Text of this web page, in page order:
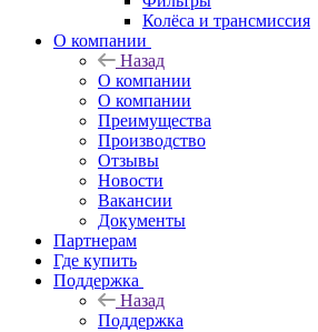
Колёса и трансмиссия
О компании
Назад
О компании
О компании
Преимущества
Производство
Отзывы
Новости
Вакансии
Документы
Партнерам
Где купить
Поддержка
Назад
Поддержка